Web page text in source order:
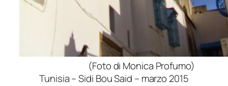
(Foto di Monica Profumo)
Tunisia – Sidi Bou Said – marzo 2015